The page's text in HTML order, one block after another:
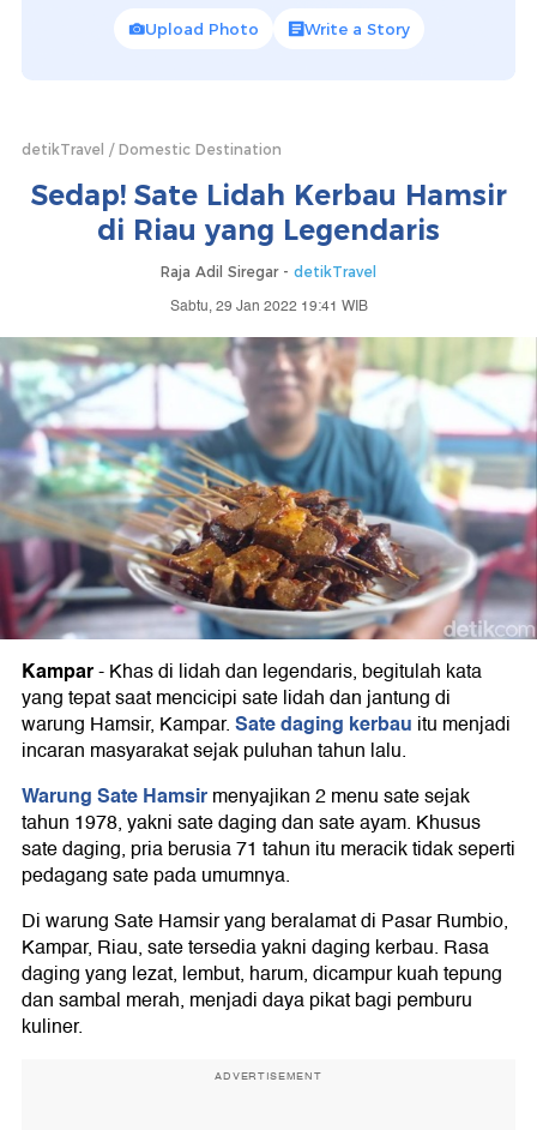
Upload Photo Write a Story
detikTravel Domestic Destination
Sedap! Sate Lidah Kerbau Hamsir
di Riau yang Legendaris
Raja Adil Siregar - detikTravel
Sabtu, 29 Jan 2022 19:41 WIB
Kampar-Khas di lidah dan legendaris, begitulah kata
yang tepat saat mencicipi sate lidah dan jantung di
warung Hamsir, Kampar.Sate daging kerbau itu menjadi
incaran masyarakat sejak puluhan tahun lalu.
Warung Sate Hamsirmenyajikan 2 menu sate sejak
tahun 1978, yakni sate daging dan sate ayam. Khusus
sate daging, pria berusia 71 tahun itu meracik tidak seperti
pedagang sate pada umumnya.
Di warung Sate Hamsir yang beralamat di Pasar Rumbio,
Kampar, Riau, sate tersedia yakni daging kerbau. Rasa
daging yang lezat, lembut, harum, dicampur kuah tepung
dan sambal merah, menjadi daya pikat bagi pemburu
kuliner.
ADVERTISEMENT